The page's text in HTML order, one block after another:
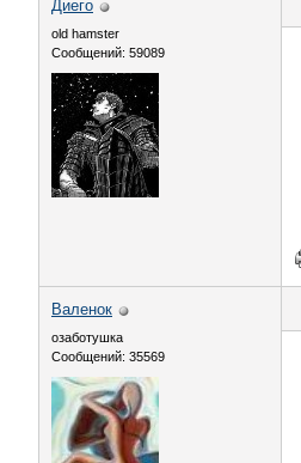
Диего
old hamster
Сообщений: 59089
Валенок
озаботушка
Сообщений: 35569